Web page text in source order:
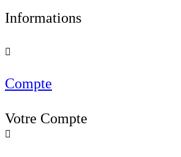
Informations

Compte
Votre Compte
